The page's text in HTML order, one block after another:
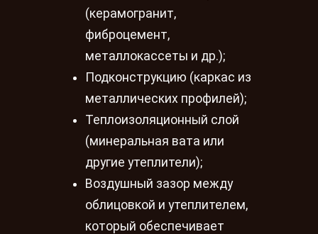
(керамогранит,
фиброцемент,
металлокассеты и др.);
Подконструкцию (каркас из
металлических профилей);
Теплоизоляционный слой
(минеральная вата или
другие утеплители);
Воздушный зазор между
облицовкой и утеплителем,
который обеспечивает